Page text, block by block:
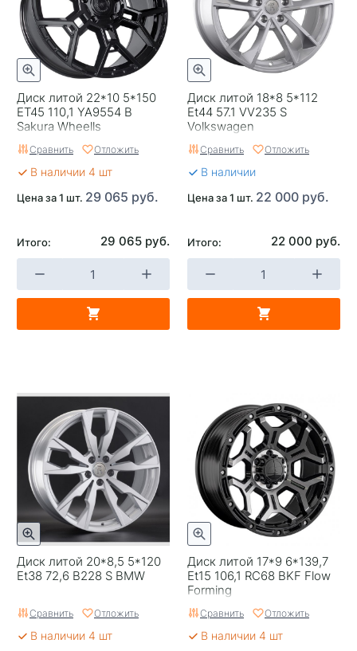
Гарантия
1 год
Цвет
Серебристый
Категория
Легковые
Страна изготовителя
Россия
Завод изготовитель
Skad
Диск литой 22*10 5*150
ET45 110,1 YA9554 B
Sakura Wheells
Сравнить Отложить
В наличии 4 шт
Цена за 1 шт. 29 065 руб.
Итого: 29 065 руб.
Диск литой 18*8 5*112
Et44 57.1 VV235 S
Volkswagen
Сравнить Отложить
В наличии
Цена за 1 шт. 22 000 руб.
Итого: 22 000 руб.
Диск литой 20*8,5 5*120
Et38 72,6 B228 S BMW
Сравнить Отложить
В наличии 4 шт
Диск литой 17*9 6*139,7
Et15 106,1 RC68 BKF Flow
Forming
Сравнить Отложить
В наличии 4 шт